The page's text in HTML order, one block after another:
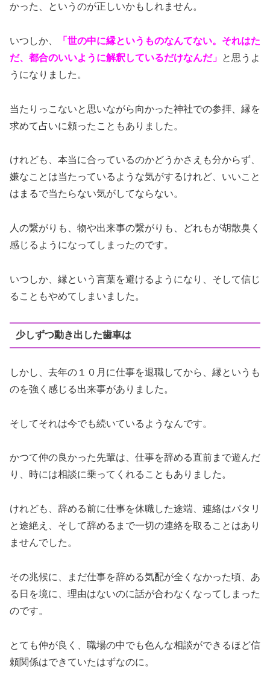
かった、というのが正しいかもしれません。
いつしか、
「世の中に縁というものなんてない。それはた
だ、都合のいいように解釈しているだけなんだ」 と思うよ
うになりました。
当たりっこないと思いながら向かった神社での参拝、縁を
求めて占いに頼ったこともありました。
けれども、本当に合っているのかどうかさえも分からず、
嫌なことは当たっているような気がするけれど、いいこと
はまるで当たらない気がしてならない。
人の繋がりも、物や出来事の繋がりも、どれもが胡散臭く
感じるようになってしまったのです。
いつしか、縁という言葉を避けるようになり、そして信じ
ることもやめてしまいました。
少しずつ動き出した歯車は
しかし、去年の１０月に仕事を退職してから、縁というも
のを強く感じる出来事がありました。
そしてそれは今でも続いているようなんです。
かつて仲の良かった先輩は、仕事を辞める直前まで遊んだ
り、時には相談に乗ってくれることもありました。
けれども、辞める前に仕事を休職した途端、連絡はパタリ
と途絶え、そして辞めるまで一切の連絡を取ることはあり
ませんでした。
その兆候に、まだ仕事を辞める気配が全くなかった頃、あ
る日を境に、理由はないのに話が合わなくなってしまった
のです。
とても仲が良く、職場の中でも色んな相談ができるほど信
頼関係はできていたはずなのに。